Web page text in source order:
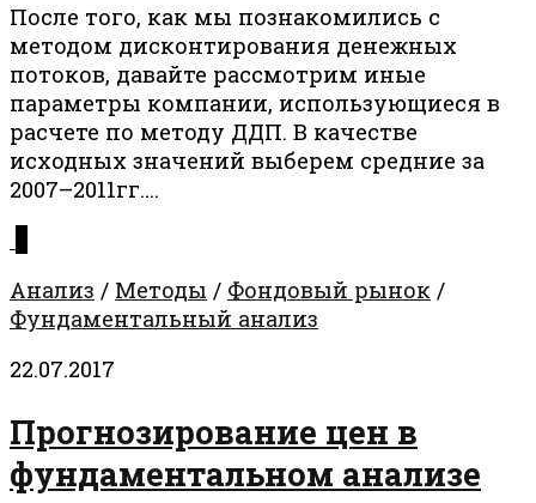
После того, как мы познакомились с
методом дисконтирования денежных
потоков, давайте рассмотрим иные
параметры компании, использующиеся в
расчете по методу ДДП. В качестве
исходных значений выберем средние за
2007–2011гг....
Анализ / Методы / Фондовый рынок /
Фундаментальный анализ
22.07.2017
Прогнозирование цен в
фундаментальном анализе